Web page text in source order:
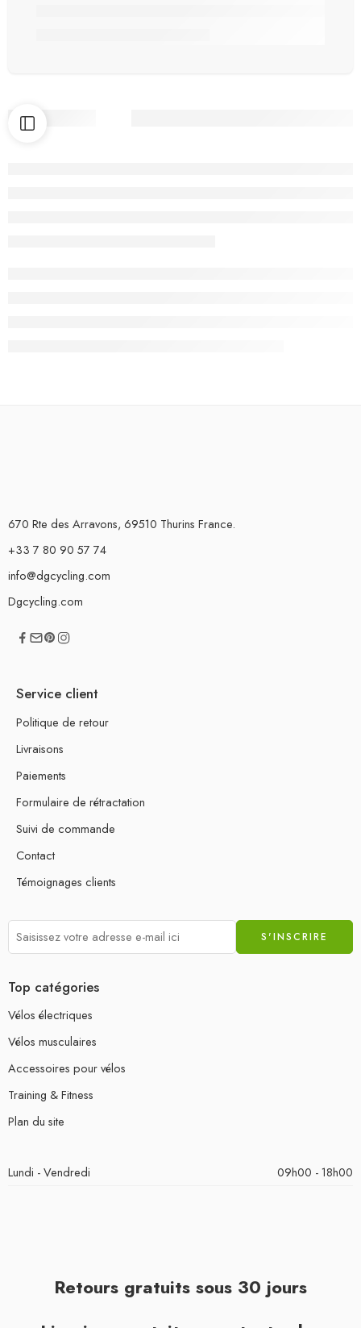
670 Rte des Arravons, 69510 Thurins France.
+33 7 80 90 57 74
info@dgcycling.com
Dgcycling.com
Service client
Politique de retour
Livraisons
Paiements
Formulaire de rétractation
Suivi de commande
Contact
Témoignages clients
Top catégories
Vélos électriques
Vélos musculaires
Accessoires pour vélos
Training & Fitness
Plan du site
Lundi - Vendredi 09h00 - 18h00
Retours gratuits sous 30 jours